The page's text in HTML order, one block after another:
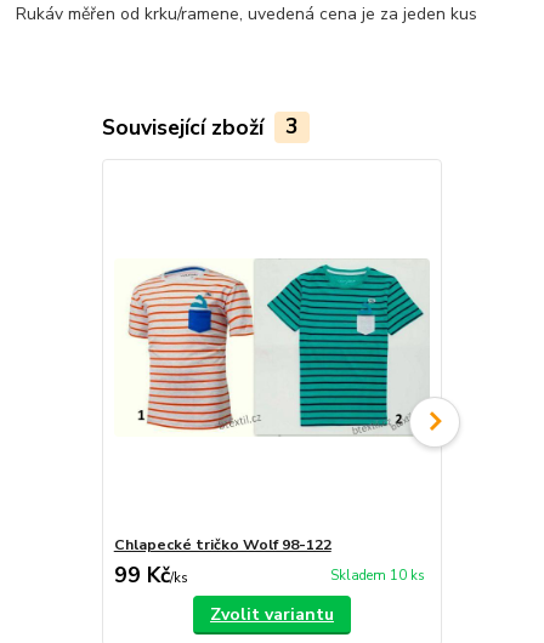
Rukáv měřen od krku/ramene, uvedená cena je za jeden kus
Související zboží 3
Chlapecké tričko Wolf 98-122
99 Kč/ks Skladem 10 ks
Zvolit variantu